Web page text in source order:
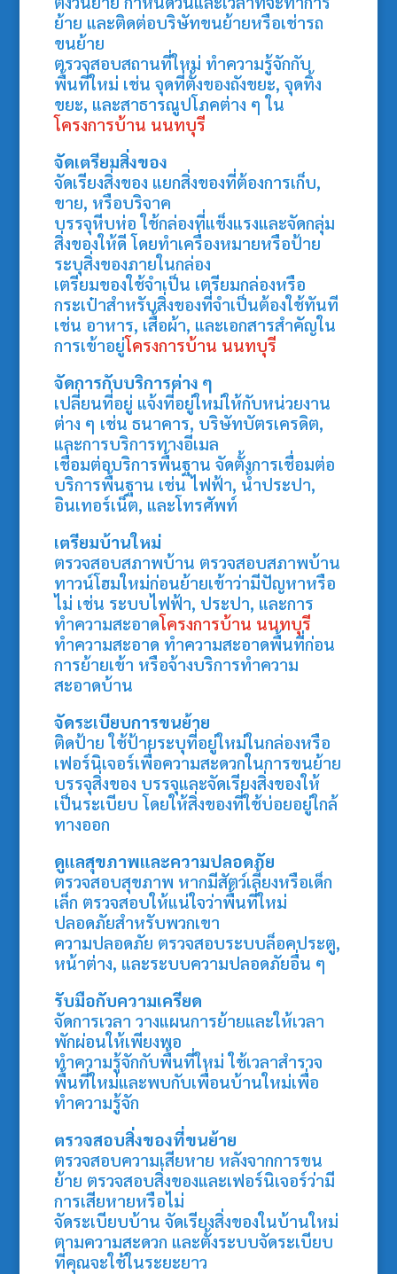
ย้าย และติดต่อบริษัทขนย้ายหรือเช่ารถ
ขนย้าย
ตรวจสอบสถานที่ใหม่ ทำความรู้จักกับ
พื้นที่ใหม่ เช่น จุดที่ตั้งของถังขยะ, จุดทิ้ง
ขยะ, และสาธารณูปโภคต่าง ๆ ใน
โครงการบ้าน นนทบุรี
จัดเตรียมสิ่งของ
จัดเรียงสิ่งของ แยกสิ่งของที่ต้องการเก็บ,
ขาย, หรือบริจาค
บรรจุหีบห่อ ใช้กล่องที่แข็งแรงและจัดกลุ่ม
สิ่งของให้ดี โดยทำเครื่องหมายหรือป้าย
ระบุสิ่งของภายในกล่อง
เตรียมของใช้จำเป็น เตรียมกล่องหรือ
กระเป๋าสำหรับสิ่งของที่จำเป็นต้องใช้ทันที
เช่น อาหาร, เสื้อผ้า, และเอกสารสำคัญใน
การเข้าอยู่โครงการบ้าน นนทบุรี
จัดการกับบริการต่าง ๆ
เปลี่ยนที่อยู่ แจ้งที่อยู่ใหม่ให้กับหน่วยงาน
ต่าง ๆ เช่น ธนาคาร, บริษัทบัตรเครดิต,
และการบริการทางอีเมล
เชื่อมต่อบริการพื้นฐาน จัดตั้งการเชื่อมต่อ
บริการพื้นฐาน เช่น ไฟฟ้า, น้ำประปา,
อินเทอร์เน็ต, และโทรศัพท์
เตรียมบ้านใหม่
ตรวจสอบสภาพบ้าน ตรวจสอบสภาพบ้าน
ทาวน์โฮมใหม่ก่อนย้ายเข้าว่ามีปัญหาหรือ
ไม่ เช่น ระบบไฟฟ้า, ประปา, และการ
ทำความสะอาดโครงการบ้าน นนทบุรี
ทำความสะอาด ทำความสะอาดพื้นที่ก่อน
การย้ายเข้า หรือจ้างบริการทำความ
สะอาดบ้าน
จัดระเบียบการขนย้าย
ติดป้าย ใช้ป้ายระบุที่อยู่ใหม่ในกล่องหรือ
เฟอร์นิเจอร์เพื่อความสะดวกในการขนย้าย
บรรจุสิ่งของ บรรจุและจัดเรียงสิ่งของให้
เป็นระเบียบ โดยให้สิ่งของที่ใช้บ่อยอยู่ใกล้
ทางออก
ดูแลสุขภาพและความปลอดภัย
ตรวจสอบสุขภาพ หากมีสัตว์เลี้ยงหรือเด็ก
เล็ก ตรวจสอบให้แน่ใจว่าพื้นที่ใหม่
ปลอดภัยสำหรับพวกเขา
ความปลอดภัย ตรวจสอบระบบล็อคประตู,
หน้าต่าง, และระบบความปลอดภัยอื่น ๆ
รับมือกับความเครียด
จัดการเวลา วางแผนการย้ายและให้เวลา
พักผ่อนให้เพียงพอ
ทำความรู้จักกับพื้นที่ใหม่ ใช้เวลาสำรวจ
พื้นที่ใหม่และพบกับเพื่อนบ้านใหม่เพื่อ
ทำความรู้จัก
ตรวจสอบสิ่งของที่ขนย้าย
ตรวจสอบความเสียหาย หลังจากการขน
ย้าย ตรวจสอบสิ่งของและเฟอร์นิเจอร์ว่ามี
การเสียหายหรือไม่
จัดระเบียบบ้าน จัดเรียงสิ่งของในบ้านใหม่
ตามความสะดวก และตั้งระบบจัดระเบียบ
ที่คุณจะใช้ในระยะยาว